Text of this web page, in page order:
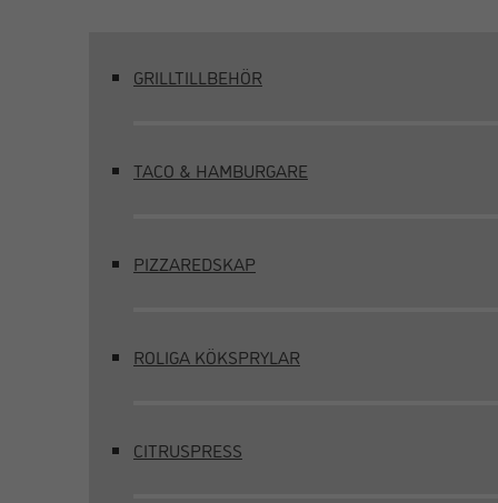
GRILLTILLBEHÖR
TACO & HAMBURGARE
PIZZAREDSKAP
ROLIGA KÖKSPRYLAR
CITRUSPRESS